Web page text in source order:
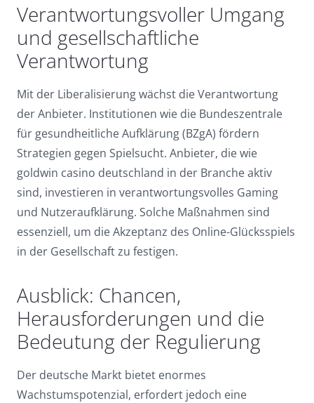
Verantwortungsvoller Umgang
und gesellschaftliche
Verantwortung
Mit der Liberalisierung wächst die Verantwortung
der Anbieter. Institutionen wie die Bundeszentrale
für gesundheitliche Aufklärung (BZgA) fördern
Strategien gegen Spielsucht. Anbieter, die wie
goldwin casino deutschland in der Branche aktiv
sind, investieren in verantwortungsvolles Gaming
und Nutzeraufklärung. Solche Maßnahmen sind
essenziell, um die Akzeptanz des Online-Glücksspiels
in der Gesellschaft zu festigen.
Ausblick: Chancen,
Herausforderungen und die
Bedeutung der Regulierung
Der deutsche Markt bietet enormes
Wachstumspotenzial, erfordert jedoch eine